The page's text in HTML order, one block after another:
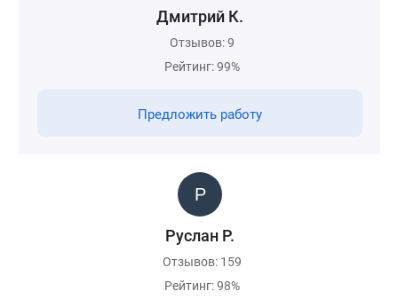
Дмитрий К.
Отзывов: 9
Рейтинг: 99%
Предложить работу
Руслан Р.
Отзывов: 159
Рейтинг: 98%